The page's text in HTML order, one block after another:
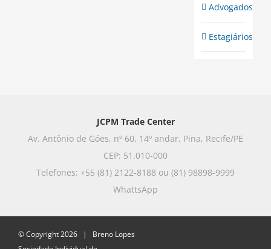
Advogados
Estagiários
JCPM Trade Center
Av. Antônio de Góes, nº 60, 14º andar, Pina, Recife/PE
CEP: 51.010-000
Telefones: +55 (81) 2122-8188 ou (81) 98898-9999
WhattsApp
© Copyright2026 | Breno Lopes